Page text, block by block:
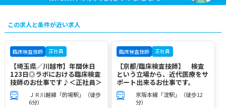
この求人と条件が近い求人
臨床検査技師 正社員
【埼玉県／川越市】年間休日
123日◎ラボにおける臨床検査
技師のお仕事です♪＜正社員＞
ＪＲ川越線「的場駅」（徒歩
6分）
臨床検査技師 正社員
【京都/臨床検査技師】 検査
という立場から、近代医療をサ
ポート出来るお仕事です。
京阪本線「淀駅」（徒歩12
分）